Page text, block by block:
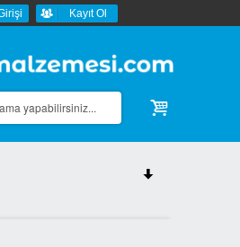
Kayıt Ol